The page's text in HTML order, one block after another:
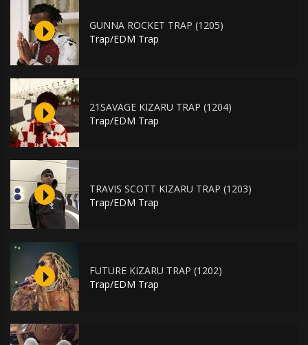
GUNNA ROCKET TRAP (1205)
Trap/EDM Trap
21SAVAGE KIZARU TRAP (1204)
Trap/EDM Trap
TRAVIS SCOTT KIZARU TRAP (1203)
Trap/EDM Trap
FUTURE KIZARU TRAP (1202)
Trap/EDM Trap